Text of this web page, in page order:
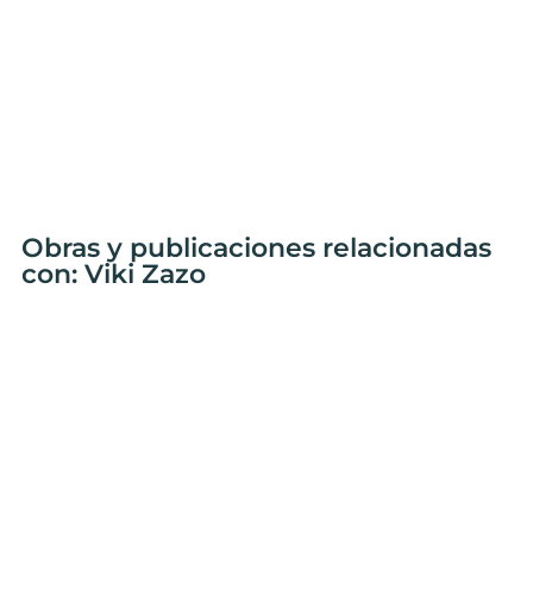
Obras y publicaciones relacionadas
con: Viki Zazo